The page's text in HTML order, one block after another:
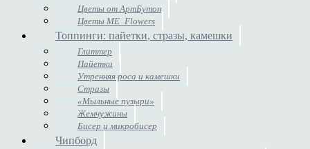
Цветы от АртБутон
Цветы ME_Flowers
Топпинги: пайетки, стразы, камешки
Глиттер
Пайетки
Утренняя роса и камешки
Стразы
«Мыльные пузыри»
Жемчужины
Бисер и микробисер
Чипборд